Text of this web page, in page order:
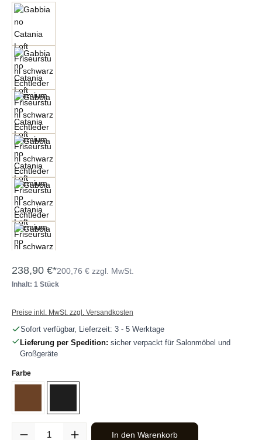
238,90 €*200,76 € zzgl. MwSt.
Inhalt: 1 Stück
Preise inkl. MwSt. zzgl. Versandkosten
Sofort verfügbar, Lieferzeit: 3 - 5 Werktage
Lieferung per Spedition: sicher verpackt für Salonmöbel und
Großgeräte
Farbeauswählen
Produkt Anzahl: Gib den gewünschten Wert ein oder benutze die
In den Warenkorb